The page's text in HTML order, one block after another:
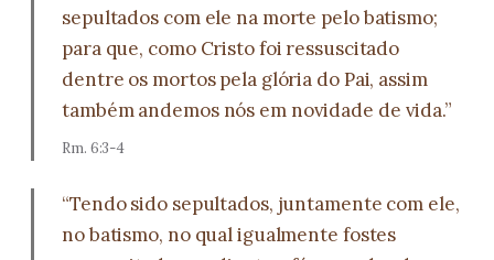
sepultados com ele na morte pelo batismo;
para que, como Cristo foi ressuscitado
dentre os mortos pela glória do Pai, assim
também andemos nós em novidade de vida.”
Rm. 6:3-4
“Tendo sido sepultados, juntamente com ele,
no batismo, no qual igualmente fostes